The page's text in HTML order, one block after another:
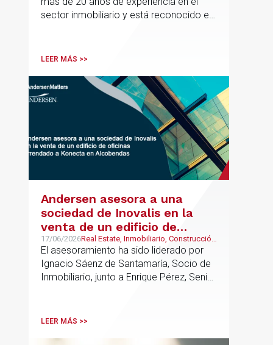
sector inmobiliario y está reconocido en
codirigirá el EU Real Estate Industry
UK.
LEER MÁS >>
Andersen asesora a una
sociedad de Inovalis en la
venta de un edificio de
oficinas arrendado a Konecta
en Alcobendas
17/06/2026Real Estate, Inmobiliario, Construcción
y Urbanismo
El asesoramiento ha sido liderado por
Ignacio Sáenz de Santamaría, Socio de
Inmobiliario, junto a Enrique Pérez, Senior
LEER MÁS >>